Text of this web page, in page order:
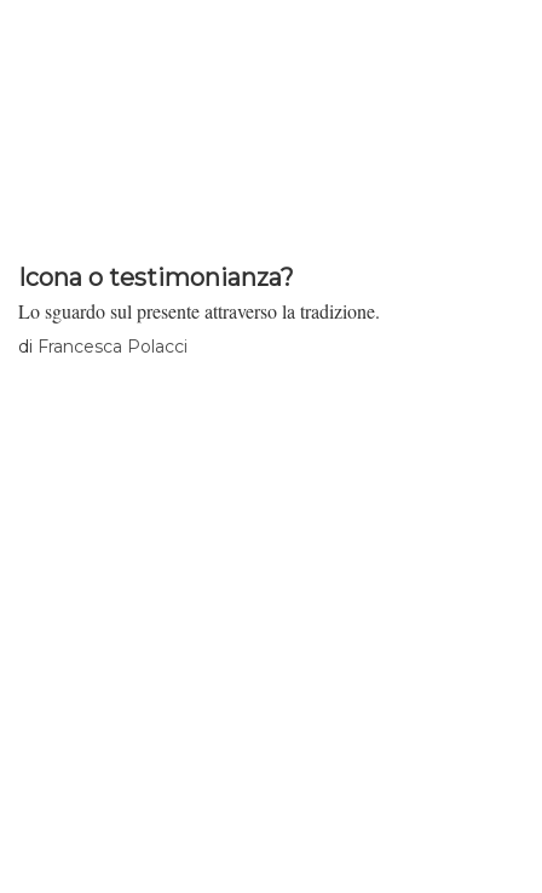
Icona o testimonianza?
Lo sguardo sul presente attraverso la tradizione.
di Francesca Polacci